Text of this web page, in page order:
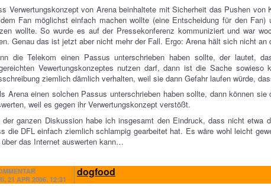
Verwertungskonzept von Arena beinhaltete mit Sicherheit das Pushen
Fan möglichst einfach machen wollte (eine Entscheidung für den Fan)
wollte. So wurde es auf der Pressekonferenz kommuniziert und war
Genau das ist jetzt aber nicht mehr der Fall. Ergo: Arena hält sich nicht an
die Telekom einen Passus unterschrieben haben sollte, der lautet,
Vewertungskonzeptes nutzen darf, dann ist die Sache
ziemlich dämlich verhalten, weil sie dann Gefahr laufen würde,
Arena einen solchen Passus unterschrieben haben sollte, dann können
weil es gegen ihr Verwertungskonzept verstößt.
der ganzen Diskussion habe ich insgesamt den Eindruck, dass nicht etwa
die DFL einfach ziemlich schlampig gearbeitet hat. Es wäre wohl leicht
über das Internet auswerten kann…
21 APR 2006, 12:31
dogfood